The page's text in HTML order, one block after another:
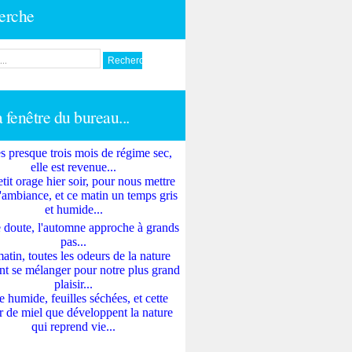
fenêtre du bureau...
presque trois mois de régime sec,
elle est revenue...
orage hier soir, pour nous mettre
et ce matin un temps gris
et humide...
doute, l'automne approche à grands
pas...
toutes les odeurs de la nature
se mélanger pour notre plus grand
plaisir...
humide, feuilles séchées, et cette
de miel que développent la nature
qui reprend vie...